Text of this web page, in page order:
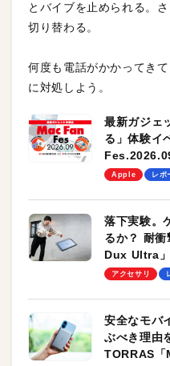
とバイブを止められる。
切り替わる。
何度も電話がかかってき
に対処しよう。
最新ガジェ
る」体験イ
します！
Apple レポ
落下実験。
るか？ 耐
Dux Ultra
のモバイル
アクセサリ
安全なモバ
ぶべき理由
TORRAS